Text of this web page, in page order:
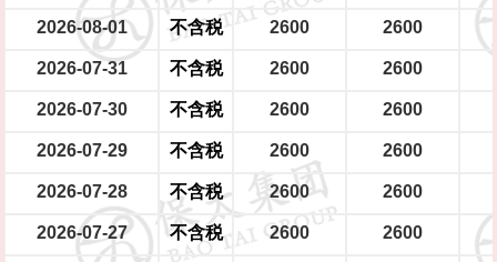
2026-08-01 不含税 2600 2600
2026-07-31 不含税 2600 2600
2026-07-30 不含税 2600 2600
2026-07-29 不含税 2600 2600
2026-07-28 不含税 2600 2600
2026-07-27 不含税 2600 2600